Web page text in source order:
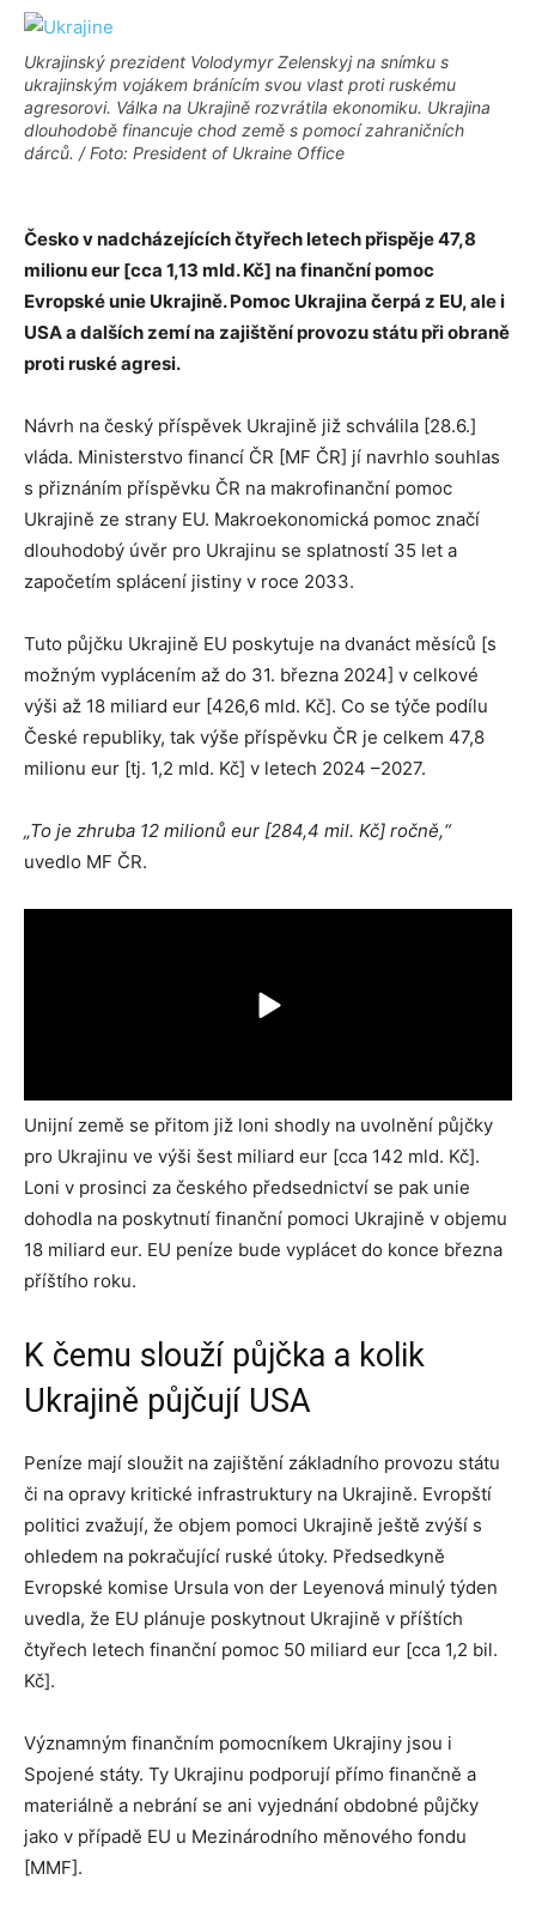
Ukrajinský prezident Volodymyr Zelenskyj na snímku s
ukrajinským vojákem bránícím svou vlast proti ruskému
agresorovi. Válka na Ukrajině rozvrátila ekonomiku. Ukrajina
dlouhodobě financuje chod země s pomocí zahraničních
dárců. / Foto: President of Ukraine Office
Česko v nadcházejících čtyřech letech přispěje 47,8
milionu eur [cca 1,13 mld. Kč] na finanční pomoc
Evropské unie Ukrajině. Pomoc Ukrajina čerpá z EU, ale i
USA a dalších zemí na zajištění provozu státu při obraně
proti ruské agresi.
Návrh na český příspěvek Ukrajině již schválila [28.6.]
vláda. Ministerstvo financí ČR [MF ČR] jí navrhlo souhlas
s přiznáním příspěvku ČR na makrofinanční pomoc
Ukrajině ze strany EU. Makroekonomická pomoc značí
dlouhodobý úvěr pro Ukrajinu se splatností 35 let a
započetím splácení jistiny v roce 2033.
Tuto půjčku Ukrajině EU poskytuje na dvanáct měsíců [s
možným vyplácením až do 31. března 2024] v celkové
výši až 18 miliard eur [426,6 mld. Kč]. Co se týče podílu
České republiky, tak výše příspěvku ČR je celkem 47,8
milionu eur [tj. 1,2 mld. Kč] v letech 2024 –2027.
„To je zhruba 12 milionů eur [284,4 mil. Kč] ročně,“
uvedlo MF ČR.
Unijní země se přitom již loni shodly na uvolnění půjčky
pro Ukrajinu ve výši šest miliard eur [cca 142 mld. Kč].
Loni v prosinci za českého předsednictví se pak unie
dohodla na poskytnutí finanční pomoci Ukrajině v objemu
18 miliard eur. EU peníze bude vyplácet do konce března
příštího roku.
K čemu slouží půjčka a kolik
Ukrajině půjčují USA
Peníze mají sloužit na zajištění základního provozu státu
či na opravy kritické infrastruktury na Ukrajině. Evropští
politici zvažují, že objem pomoci Ukrajině ještě zvýší s
ohledem na pokračující ruské útoky. Předsedkyně
Evropské komise Ursula von der Leyenová minulý týden
uvedla, že EU plánuje poskytnout Ukrajině v příštích
čtyřech letech finanční pomoc 50 miliard eur [cca 1,2 bil.
Kč].
Významným finančním pomocníkem Ukrajiny jsou i
Spojené státy. Ty Ukrajinu podporují přímo finančně a
materiálně a nebrání se ani vyjednání obdobné půjčky
jako v případě EU u Mezinárodního měnového fondu
[MMF].